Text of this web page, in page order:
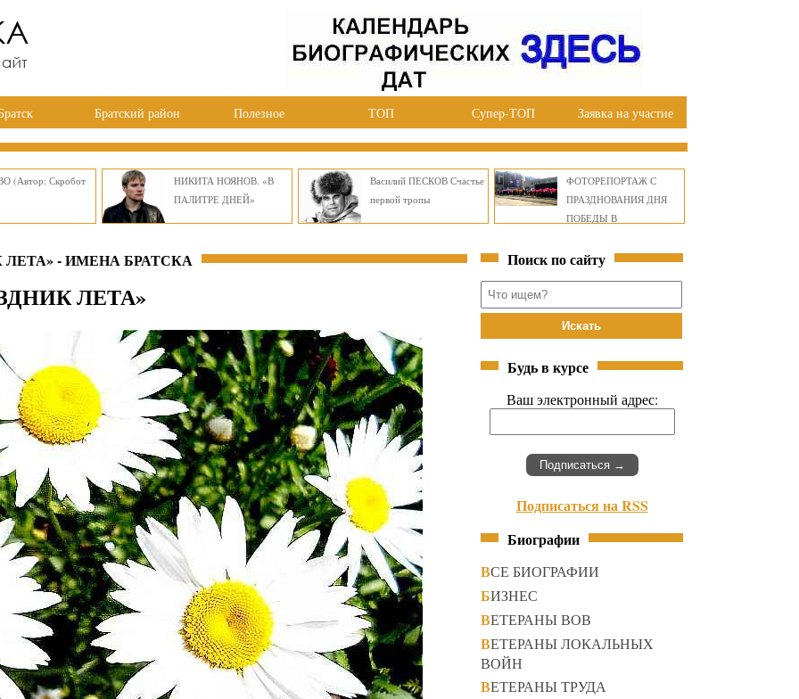
Братский район Полезное ТОП Супер-ТОП Заявка на участие
(Автор: Скробот
НИКИТА НОЯНОВ. «В
ПАЛИТРЕ ДНЕЙ»
Василий ПЕСКОВ Счастье
первой тропы
ФОТОРЕПОРТАЖ С
ПРАЗДНОВАНИЯ ДНЯ
ПОБЕДЫ В
ОКРУГЕ БРАТСКА
ЛЕТА» - ИМЕНА БРАТСКА
ЛЕТА»
Поиск по сайту
Будь в курсе
Ваш электронный адрес:
Подписаться на RSS
Биографии
ВСЕ БИОГРАФИИ
БИЗНЕС
ВЕТЕРАНЫ ВОВ
ВЕТЕРАНЫ ЛОКАЛЬНЫХ
ВОЙН
ВЕТЕРАНЫ ТРУДА